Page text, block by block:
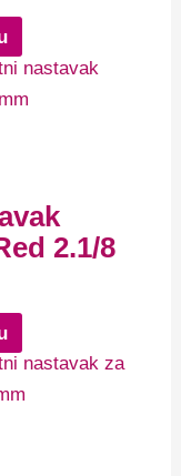
2.1/8